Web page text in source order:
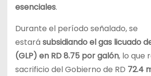
esenciales.
Durante el período señalado, se
estará subsidiando el gas licuado
(GLP) en RD 8.75 por galón, lo que
sacrificio del Gobierno de RD 72.4